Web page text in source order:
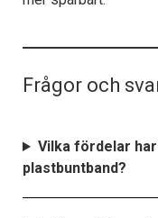
Frågor och
Vilka fördelar
plastbuntband?